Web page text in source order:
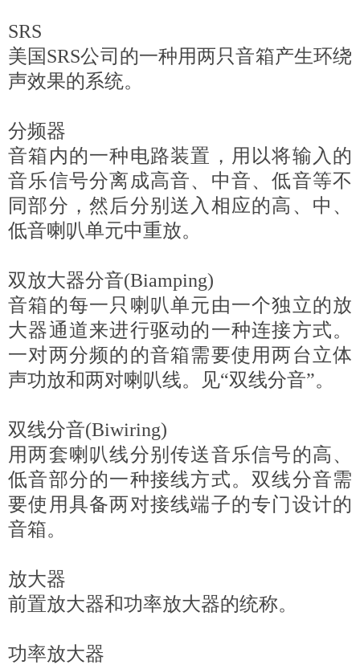
SRS
美国SRS公司的一种用两只音箱产生环绕
声效果的系统。
分频器
音箱内的一种电路装置，用以将输入的
音乐信号分离成高音、中音、低音等不
同部分，然后分别送入相应的高、中、
低音喇叭单元中重放。
双放大器分音(Biamping)
音箱的每一只喇叭单元由一个独立的放
大器通道来进行驱动的一种连接方式。
一对两分频的的音箱需要使用两台立体
声功放和两对喇叭线。见“双线分音”。
双线分音(Biwiring)
用两套喇叭线分别传送音乐信号的高、
低音部分的一种接线方式。双线分音需
要使用具备两对接线端子的专门设计的
音箱。
放大器
前置放大器和功率放大器的统称。
功率放大器